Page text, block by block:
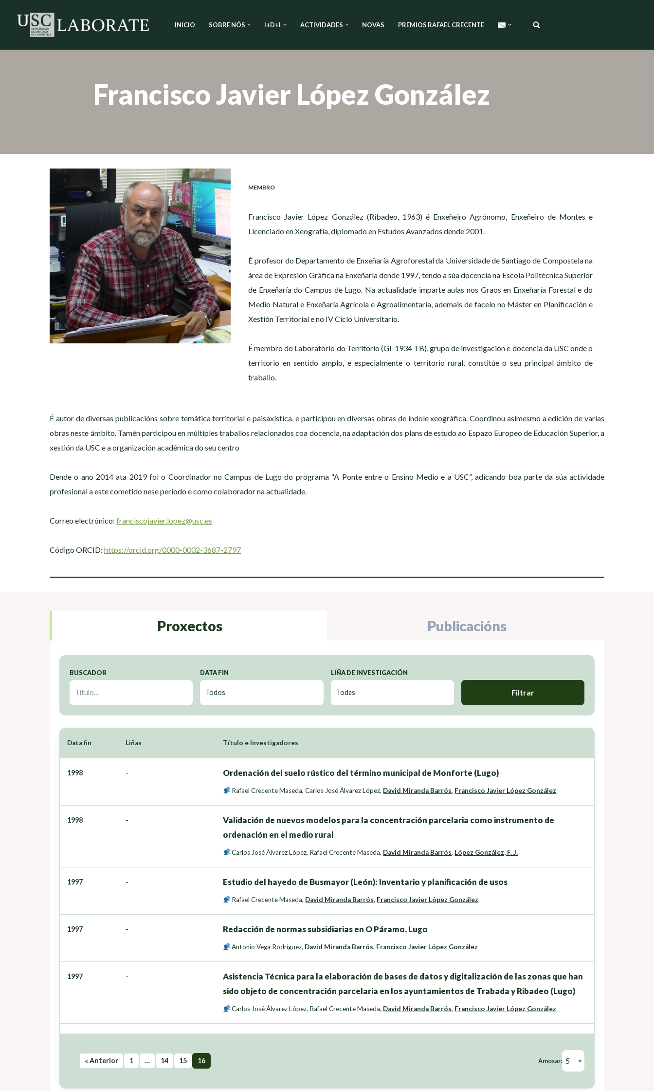
Saltar
INICIO SOBRE NÓS I+D+I ACTIVIDADES NOVAS PREMIOS RAFAEL CRECENTE
Francisco Javier López González
MEMBRO
Francisco Javier López González (Ribadeo, 1963) é Enxeñeiro Agrónomo, Enxeñeiro de Montes e
Licenciado en Xeografía, diplomado en Estudos Avanzados dende 2001.
É profesor do Departamento de Enxeñaría Agroforestal da Universidade de Santiago de Compostela na
área de Expresión Gráfica na Enxeñaría dende 1997, tendo a súa docencia na Escola Politécnica Superior
de Enxeñaría do Campus de Lugo. Na actualidade imparte aulas nos Graos en Enxeñaría Forestal e do
Medio Natural e Enxeñaría Agrícola e Agroalimentaria, ademais de facelo no Máster en Planificación e
Xestión Territorial e no IV Ciclo Universitario.
É membro do Laboratorio do Territorio (GI-1934 TB), grupo de investigación e docencia da USC onde o
territorio en sentido amplo, e especialmente o territorio rural, constitúe o seu principal ámbito de
traballo.
É autor de diversas publicacións sobre temática territorial e paisaxística, e participou en diversas obras de índole xeográfica. Coordinou asimesmo a edición de varias
obras neste ámbito. Tamén participou en múltiples traballos relacionados coa docencia, na adaptación dos plans de estudo ao Espazo Europeo de Educación Superior, a
xestión da USC e a organización académica do seu centro
Dende o ano 2014 ata 2019 foi o Coordinador no Campus de Lugo do programa “A Ponte entre o Ensino Medio e a USC”, adicando boa parte da súa actividade
profesional a este cometido nese periodo e como colaborador na actualidade.
Correo electrónico: franciscojavier.lopez@usc.es
Código ORCID: https://orcid.org/0000-0002-3687-2797
Proxectos Publicacións
BUSCADOR DATA FIN LIÑA DE INVESTIGACIÓN
Filtrar
Data fin Liñas Título e Investigadores
1998 - Ordenación del suelo rústico del término municipal de Monforte (Lugo)
Rafael Crecente Maseda,Carlos José Álvarez López, David Miranda Barrós, Francisco Javier López González
1998 -
Validación de nuevos modelos para la concentración parcelaria como instrumento de
ordenación en el medio rural
Carlos José Álvarez López, Rafael Crecente Maseda, David Miranda Barrós, López González, F. J.
1997 - Estudio del hayedo de Busmayor (León): Inventario y planificación de usos
Rafael Crecente Maseda, David Miranda Barrós, Francisco Javier López González
1997 - Redacción de normas subsidiarias en O Páramo, Lugo
Antonio Vega Rodríguez, David Miranda Barrós, Francisco Javier López González
1997 -
Asistencia Técnica para la elaboración de bases de datos y digitalización de las zonas que han
sido objeto de concentración parcelaria en los ayuntamientos de Trabada y Ribadeo (Lugo)
Carlos José Álvarez López, Rafael Crecente Maseda, David Miranda Barrós, Francisco Javier López González
« Anterior 1 … 14 15 16 Amosar: